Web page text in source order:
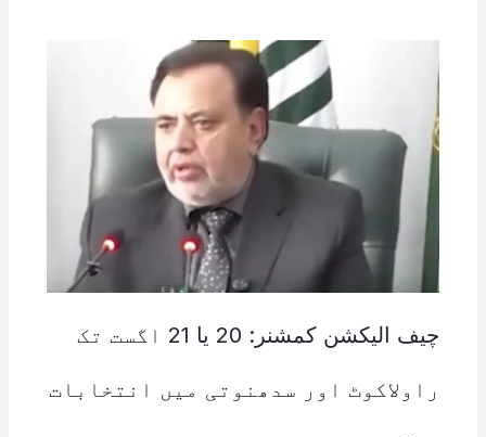
چیف الیکشن کمشنر: 20 یا 21 اگست تک
راولاکوٹ اور سدھنوتی میں انتخابات